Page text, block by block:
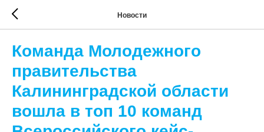
Новости
Команда Молодежного
правительства
Калининградской области
вошла в топ 10 команд